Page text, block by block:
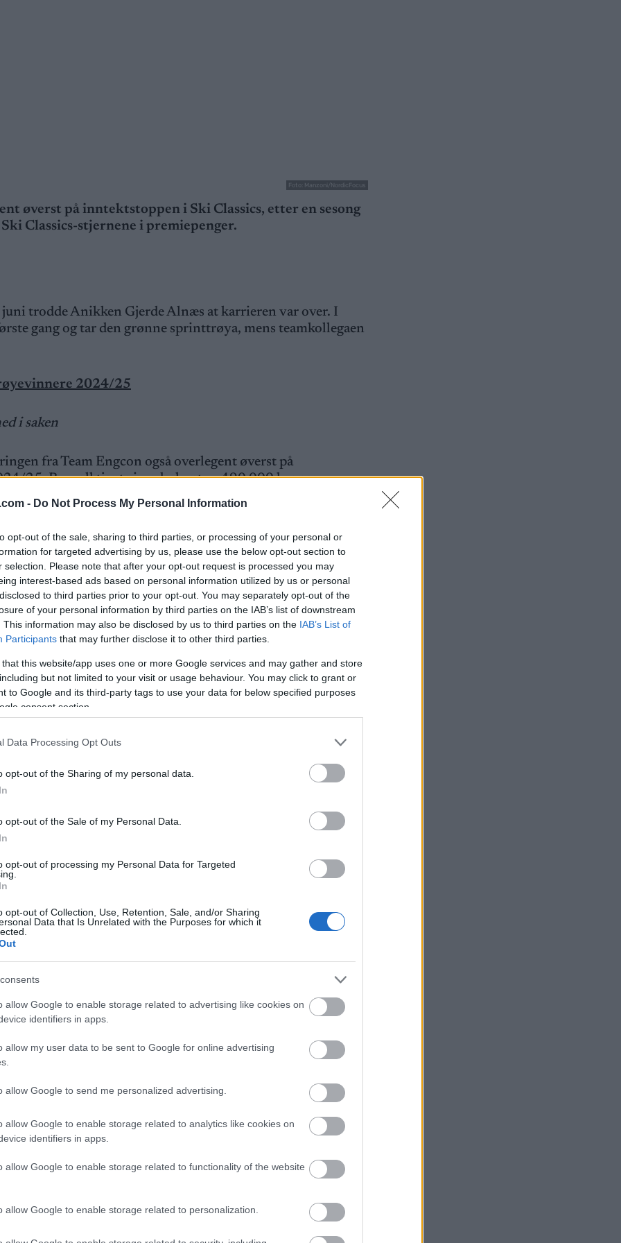
- Do Not Process My Personal Information
opt-out of the sale, sharing to third parties, or processing of your personal or
for targeted advertising by us, please use the below opt-out section to
selection. Please note that after your opt-out request is processed you may
interest-based ads based on personal information utilized by us or personal
to third parties prior to your opt-out. You may separately opt-out of the
of your personal information by third parties on the IAB’s list of downstream
This information may also be disclosed by us to third parties on the IAB’s List of
Participants that may further disclose it to other third parties.
that this website/app uses one or more Google services and may gather and store
but not limited to your visit or usage behaviour. You may click to grant or
to Google and its third-party tags to use your data for below specified purposes
consent section.
Data Processing Opt Outs
opt-out of the Sharing of my personal data.
opt-out of the Sale of my Personal Data.
opt-out of processing my Personal Data for Targeted
opt-out of Collection, Use, Retention, Sale, and/or Sharing
Data that Is Unrelated with the Purposes for which it
allow Google to enable storage related to advertising like cookies on
identifiers in apps.
allow my user data to be sent to Google for online advertising
allow Google to send me personalized advertising.
allow Google to enable storage related to analytics like cookies on
identifiers in apps.
allow Google to enable storage related to functionality of the website
allow Google to enable storage related to personalization.
Foto: Manzoni/NordicFocus
øverst på inntektstoppen i Ski Classics, etter en sesong
Classics-stjernene i premiepenger.
juni trodde Anikken Gjerde Alnæs at karrieren var over. I
gang og tar den grønne sprinttrøya, mens teamkollegaen
2024/25
i saken
fra Team Engcon også overlegent øverst på
25. Bruvoll tjente i underkant av 490 000 kroner.
både for sammenlagtresultater og plasseringer i
fordeles HER
Finale Summit 2 Senja 2025. De to teamkollegane står også begge
CLassics Season XVI. Foto: Manzoni/Nordic Focus
både totalt og i dameklassen.
andreplasser og fire tredjeplasser. Fra de tre andre løpene
med sammenlagtseieren og den grønne
i rene premiepenger denne vinteren. I tillegg kommer
private avtaler.
betyr alt. Det har vært et sinnssykt år
ble nummer to totalt i Ski Classics denne sesongen, og
med 612 772 kroner, men tjente nesten 135 000
fra Team Ramudden har flere enkeltseiere enn
etter fire år med full satsing på skiskyting, ble nummer tre
Med seier i både Vasaloppet og Birkebeinerrennet, Ski
fra Team Ragde Charge inn 459 437 kroner i
i dameklassen i Ski Classics i vinter.
så vel som Marcialonga Bodø i debutsesongen i Ski Classics. Hun er
sesongen 2024-25. Foto: Reichert/NordicFocus